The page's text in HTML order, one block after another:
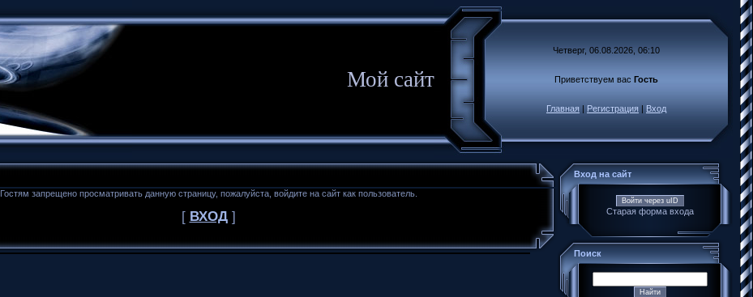
Мой сайт
Четверг, 06.08.2026, 06:10
Приветствуем вас Гость
Главная | Регистрация | Вход
Гостям запрещено просматривать данную страницу, пожалуйста, войдите на сайт как пользователь.
[ ВХОД]
Вход на сайт
Войти через uID
Старая форма входа
Поиск